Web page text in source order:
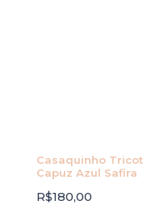
Casaquinho Tricot
Capuz Azul Safira
R$180,00